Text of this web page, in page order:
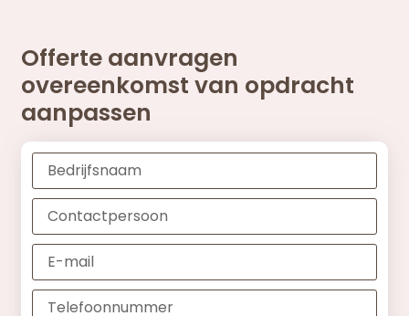
Offerte aanvragen
overeenkomst van opdracht
aanpassen